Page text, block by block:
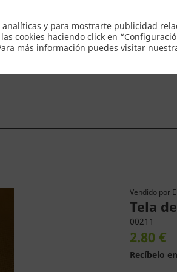
y para mostrarte publicidad
cookies haciendo click en
más información puedes visitar
Vendido por
Tela
00211
2.80 €
Recíbelo